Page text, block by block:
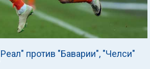
против "Баварии", "Челси"